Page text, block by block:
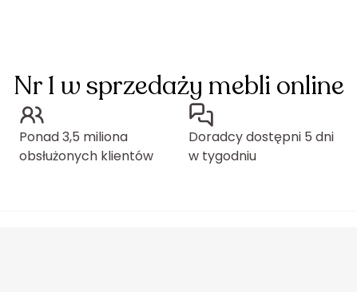
Nr 1 w sprzedaży mebli online
Ponad 3,5 miliona
obsłużonych klientów
Doradcy dostępni 5 dni
w tygodniu